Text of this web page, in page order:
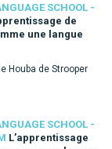
SCHOOL -
de
une langue
Houba de Strooper
SCHOOL -
L’apprentissage